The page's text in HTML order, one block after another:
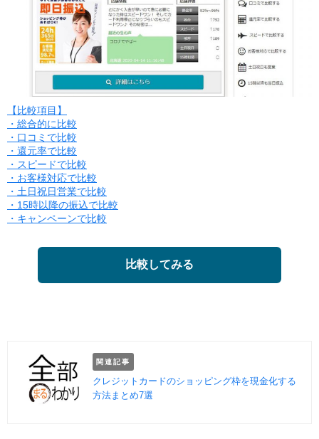
【比較項目】
・総合的に比較
・口コミで比較
・還元率で比較
・スピードで比較
・お客様対応で比較
・土日祝日営業で比較
・15時以降の振込で比較
・キャンペーンで比較
比較してみる
関連記事
クレジットカードのショッピング枠を現金化する
方法まとめ7選